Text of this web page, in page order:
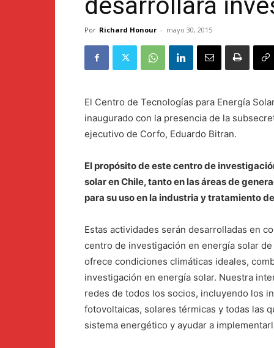
Por Richard Honour - mayo 30, 2015
El Centro de Tecnologías para Energía
inaugurado con la presencia de la
ejecutivo de Corfo, Eduardo Bitran.
El propósito de este centro de
solar en Chile, tanto en las áreas de
para su uso en la industria y tratamiento
Estas actividades serán desarrolladas en
centro de investigación en energía solar
ofrece condiciones climáticas ideales,
investigación en energía solar. Nuestra
redes de todos los socios, incluyendo los
fotovoltaicas, solares térmicas y todas las
sistema energético y ayudar a